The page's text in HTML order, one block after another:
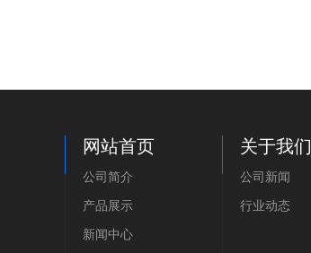
网站首页
公司简介
产品展示
新闻中心
关于我们
公司新闻
行业动态